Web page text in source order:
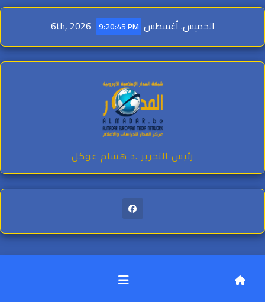
Skip
content
الخميس. أغسطس 6th, 2026 9:20:47 PM
رئيس التحرير .د هشام عوكل